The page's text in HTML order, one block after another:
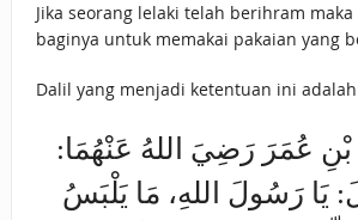
Jika seorang lelaki telah berihram
baginya untuk memakai pakaian yang
Dalil yang menjadi ketentuan ini
بْنِ عُمَرَ رَضِيَ اللهُ عَنْهُمَا:
يَا رَسُولَ اللهِ، مَا يَلْبَسُ